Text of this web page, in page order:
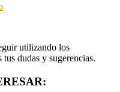
utilizando los
dudas y sugerencias.